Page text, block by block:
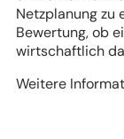
Netzplanung zu
Bewertung, ob
wirtschaftlich
Weitere